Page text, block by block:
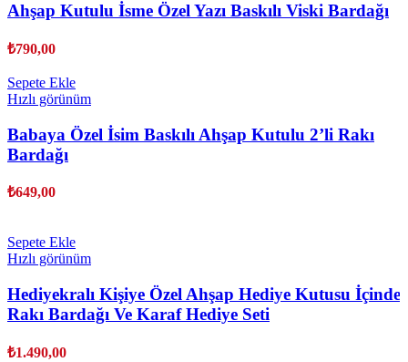
Ahşap Kutulu İsme Özel Yazı Baskılı Viski Bardağı
₺790,00
Sepete Ekle
Hızlı görünüm
Babaya Özel İsim Baskılı Ahşap Kutulu 2’li Rakı
Bardağı
₺649,00
Sepete Ekle
Hızlı görünüm
Hediyekralı Kişiye Özel Ahşap Hediye Kutusu İçinde
Rakı Bardağı Ve Karaf Hediye Seti
₺1.490,00